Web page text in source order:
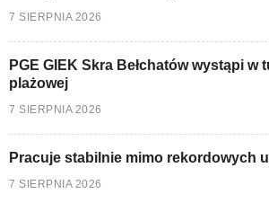
7 SIERPNIA 2026
PGE GIEK Skra Bełchatów wystąpi w
plażowej
7 SIERPNIA 2026
Pracuje stabilnie mimo rekordowych
7 SIERPNIA 2026